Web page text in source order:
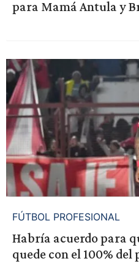
para Mamá Antula y
FÚTBOL PROFESIONAL
Habría acuerdo para
quede con el 100% del